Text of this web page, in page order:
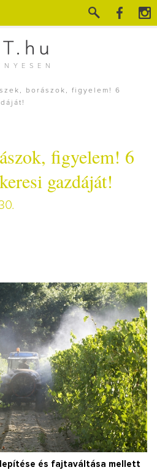
borászok, figyelem! 6
figyelem! 6
gazdáját!
és fajtaváltása mellett